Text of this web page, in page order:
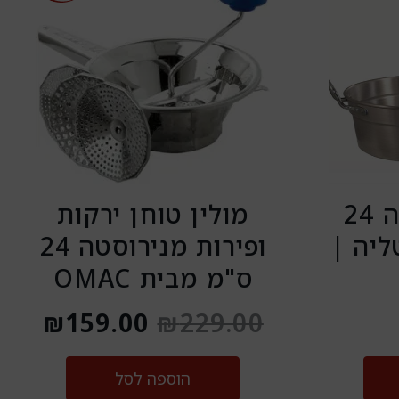
סיר פלא+מכסה 24
|
מולין טוחן ירקות
ופירות מנירוסטה 24
ס"מ מבית OMAC
₪229.00
היה:
₪229.00.
₪159.00
הוספה לסל